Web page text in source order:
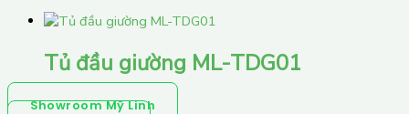
Tủ đầu giường ML-TDG01
Showroom Mỹ Linh